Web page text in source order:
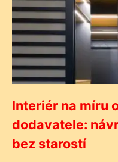
Interiér na míru
dodavatele:
bez starostí